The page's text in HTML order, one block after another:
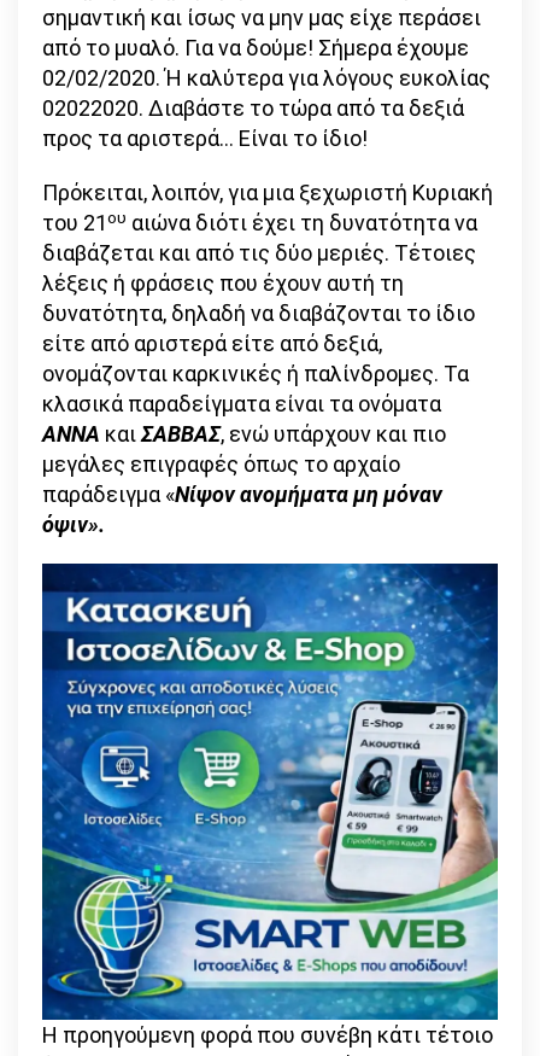
02/02/2020;
σημαντική και ίσως να μην μας είχε περάσει
από το μυαλό. Για να δούμε! Σήμερα έχουμε
02/02/2020. Ή καλύτερα για λόγους ευκολίας
02022020. Διαβάστε το τώρα από τα δεξιά
προς τα αριστερά… Είναι το ίδιο!
Πρόκειται, λοιπόν, για μια ξεχωριστή Κυριακή
του 21ου αιώνα διότι έχει τη δυνατότητα να
διαβάζεται και από τις δύο μεριές. Τέτοιες
λέξεις ή φράσεις που έχουν αυτή τη
δυνατότητα, δηλαδή να διαβάζονται το ίδιο
είτε από αριστερά είτε από δεξιά,
ονομάζονται καρκινικές ή παλίνδρομες. Τα
κλασικά παραδείγματα είναι τα ονόματα
ΑΝΝΑ καιΣΑΒΒΑΣ, ενώ υπάρχουν και πιο
μεγάλες επιγραφές όπως το αρχαίο
παράδειγμα «Νίψον ανομήματα μη μόναν
όψιν».
Η προηγούμενη φορά που συνέβη κάτι τέτοιο